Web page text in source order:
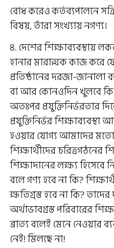
বোধ করেও কর্তব্যপালনে
বিষয়, তাঁরা সংখ্যায় নগণ্য।
৪. দেশের শিক্ষাব্যবস্থায়
হানার মারাত্মক কাজ করে
প্রতিষ্ঠানের দরজা-জানালা
বা আর কোনওদিন খুলবে কি
অতঃপর প্রযুক্তিনির্ভরতার
প্রযুক্তিনির্ভর
হওয়ার যোগ্য আমাদের মতো
শিক্ষার্থীদের চরিত্রগঠনের
শিক্ষাদানের লক্ষ্য হিসেবে
বলে গণ্য হবে না কি?
ক্ষতিগ্র্স্ত হবে না কি?
অর্থাভাবগ্রস্ত পরিবারের
ব্রাত্য বলেই মেনে নেওয়ার
নেই! মিলছে না!